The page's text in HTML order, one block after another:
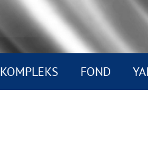
KOMPLEKS FOND